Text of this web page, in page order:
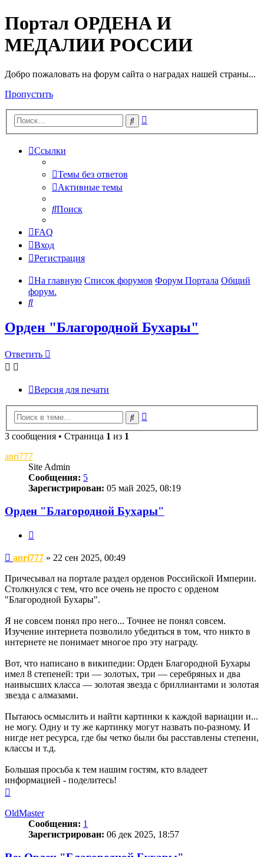
Портал ОРДЕНА И
МЕДАЛИИ РОССИИ
Добро пожаловать на форум сайта о наградах нашей страны...
Пропустить
Поиск
Ссылки
Темы без ответов
Активные темы
Поиск
FAQ
Вход
Регистрация
На главную Список форумов Форум Портала Общий
форум.
Поиск
Орден "Благородной Бухары"
Ответить
Версия для печати
Поиск
3 сообщения • Страница 1 из 1
anri777
Site Admin
Сообщения: 5
Зарегистрирован: 05 май 2025, 08:19
Орден "Благородной Бухары"
Сообщение
anri777 » 22 сен 2025, 00:49
Причесывал на портале раздел орденов Российской Империи.
Столкнулся с тем, что все очень не просто с орденом
"Благородной Бухары".
Я не совсем понял про него... Точнее не понял совсем.
Изучение интернета позволило убедиться в том, что никто в
интернете не понимает многое про эту награду.
Вот, что написано в википедии: Орден Благородной Бухары
имел 8 степеней: три — золотых, три — серебряных и два
наивысших класса — золотая звезда с бриллиантами и золотая
звезда с алмазами.
Пытаюсь осмыслить и найти картинки к каждой вариации и...
не могу. Одну и ту же картинку могут назвать по-разному. И
нигде нет ресурса, где бы четко были бы расставлены степени,
классы и т.д.
Большая просьба к тем нашим гостям, кто владеет
информацией - поделитесь!
началу
OldMaster
Сообщения: 1
Зарегистрирован: 06 дек 2025, 18:57